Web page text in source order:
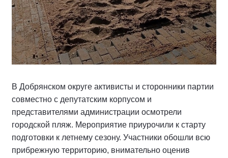
В Добрянском округе активисты и сторонники партии
совместно с депутатским корпусом и
представителями администрации осмотрели
городской пляж. Мероприятие приурочили к старту
подготовки к летнему сезону. Участники обошли всю
прибрежную территорию, внимательно оценив